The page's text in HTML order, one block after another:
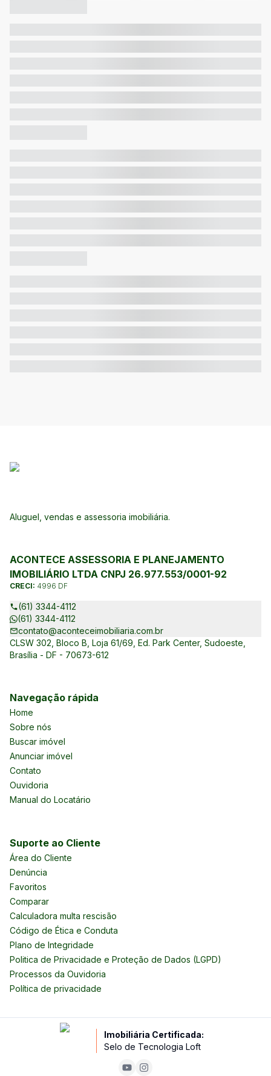
Aluguel, vendas e assessoria imobiliária.
ACONTECE ASSESSORIA E PLANEJAMENTO
IMOBILIÁRIO LTDA CNPJ 26.977.553/0001-92
CRECI: 4996 DF
(61) 3344-4112
(61) 3344-4112
contato@aconteceimobiliaria.com.br
CLSW 302, Bloco B, Loja 61/69, Ed. Park Center, Sudoeste,
Brasília - DF - 70673-612
Navegação rápida
Home
Sobre nós
Buscar imóvel
Anunciar imóvel
Contato
Ouvidoria
Manual do Locatário
Suporte ao Cliente
Área do Cliente
Denúncia
Favoritos
Comparar
Calculadora multa rescisão
Código de Ética e Conduta
Plano de Integridade
Politica de Privacidade e Proteção de Dados (LGPD)
Processos da Ouvidoria
Política de privacidade
Imobiliária Certificada:
Selo de Tecnologia Loft